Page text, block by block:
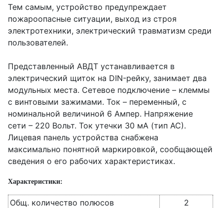
Тем самым, устройство предупреждает
пожароопасные ситуации, выход из строя
электротехники, электрический травматизм среди
пользователей.
Представленный АВДТ устанавливается в
электрический щиток на DIN-рейку, занимает два
модульных места. Сетевое подключение – клеммы
с винтовыми зажимами. Ток – переменный, с
номинальной величиной 6 Ампер. Напряжение
сети – 220 Вольт. Ток утечки 30 мА (тип АС).
Лицевая панель устройства снабжена
максимально понятной маркировкой, сообщающей
сведения о его рабочих характеристиках.
Характеристики:
Общ. количество полюсов
2